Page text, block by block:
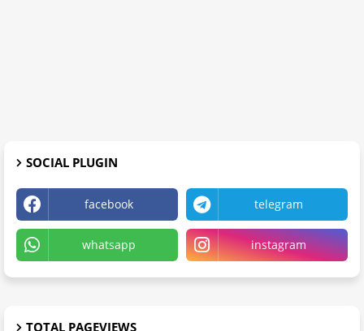
SOCIAL PLUGIN
facebook telegram
whatsapp instagram
TOTAL PAGEVIEWS